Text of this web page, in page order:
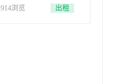
914浏览 出租